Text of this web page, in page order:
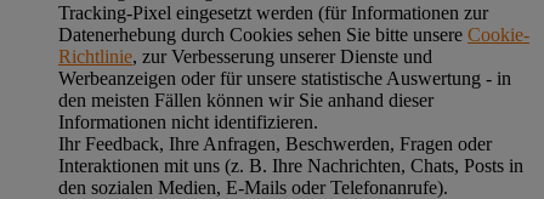
Tracking-Pixel eingesetzt werden (für Informationen zur
Datenerhebung durch Cookies sehen Sie bitte unsere Cookie-
Richtlinie, zur Verbesserung unserer Dienste und
Werbeanzeigen oder für unsere statistische Auswertung - in
den meisten Fällen können wir Sie anhand dieser
Informationen nicht identifizieren.
Ihr Feedback, Ihre Anfragen, Beschwerden, Fragen oder
Interaktionen mit uns (z. B. Ihre Nachrichten, Chats, Posts in
den sozialen Medien, E-Mails oder Telefonanrufe).